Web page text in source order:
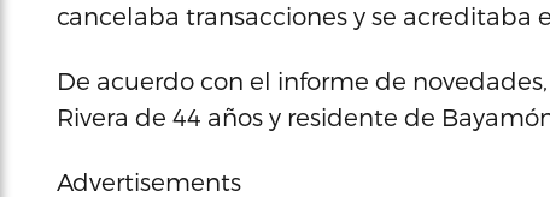
cancelaba transacciones y se acreditaba
De acuerdo con el informe de
Rivera de 44 años y residente de
Advertisements